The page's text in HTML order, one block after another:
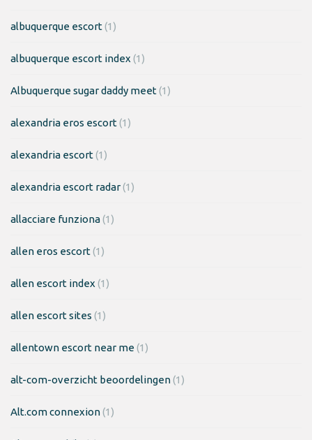
albuquerque escort(1)
albuquerque escort index (1)
Albuquerque sugar daddy meet(1)
alexandria eros escort(1)
alexandria escort(1)
alexandria escort radar(1)
allacciare funziona(1)
allen eros escort(1)
allen escort index (1)
allen escort sites (1)
allentown escort near me(1)
alt-com-overzicht beoordelingen(1)
Alt.com connexion(1)